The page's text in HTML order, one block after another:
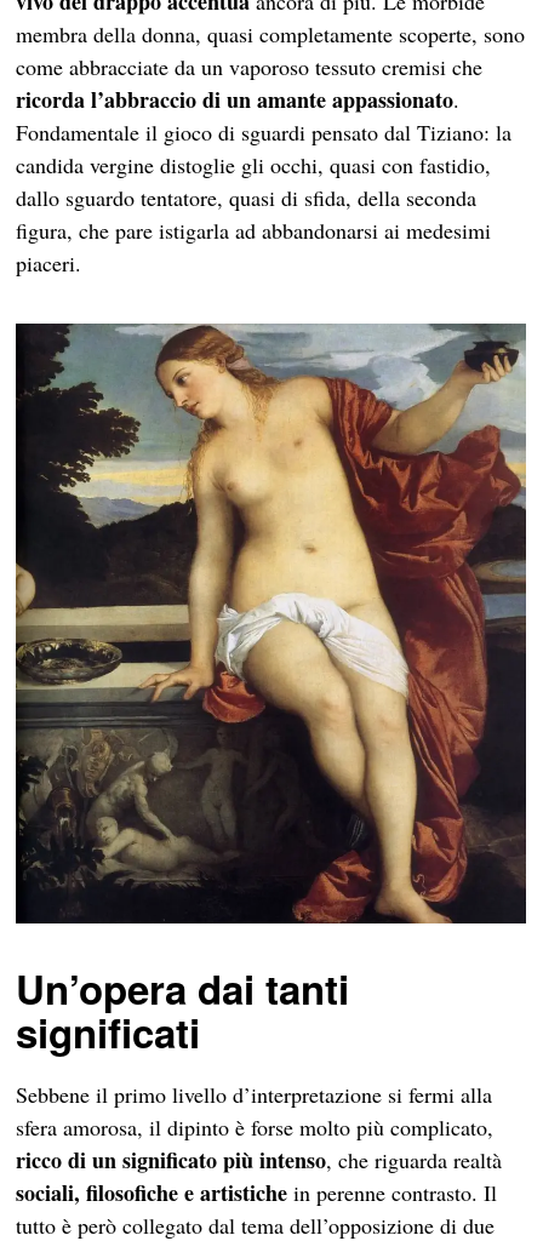
membra della donna, quasi completamente scoperte, sono
come abbracciate da un vaporoso tessuto cremisi che
ricorda l’abbraccio di un amante appassionato.
Fondamentale il gioco di sguardi pensato dal Tiziano: la
candida vergine distoglie gli occhi, quasi con fastidio,
dallo sguardo tentatore, quasi di sfida, della seconda
figura, che pare istigarla ad abbandonarsi ai medesimi
piaceri.
Un’opera dai tanti
significati
Sebbene il primo livello d’interpretazione si fermi alla
sfera amorosa, il dipinto è forse molto più complicato,
ricco di un significato più intenso, che riguarda realtà
sociali, filosofiche e artistiche in perenne contrasto. Il
tutto è però collegato dal tema dell’opposizione di due